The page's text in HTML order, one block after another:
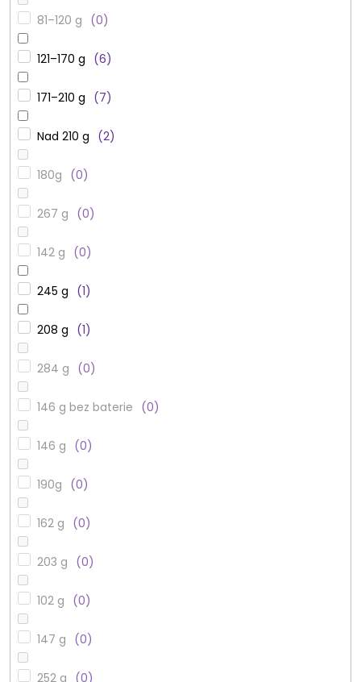
81–120 g 0
121–170 g 6
171–210 g 7
Nad 210 g 2
180g 0
267 g 0
142 g 0
245 g 1
208 g 1
284 g 0
146 g bez baterie 0
146 g 0
190g 0
162 g 0
203 g 0
102 g 0
147 g 0
252 g 0